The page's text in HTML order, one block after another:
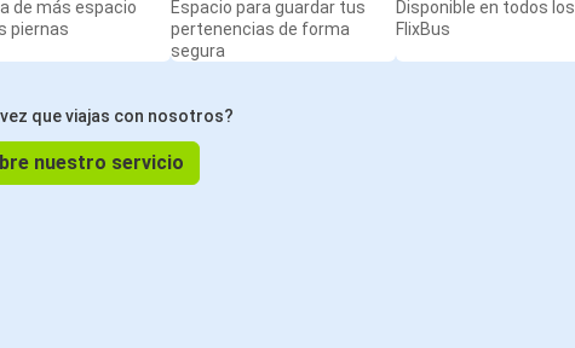
de más espacio
piernas
Espacio para guardar tus
pertenencias de forma
segura
Disponible en todos los
FlixBus
que viajas con nosotros?
nuestro servicio